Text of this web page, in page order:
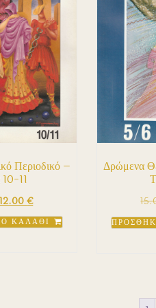
Περιοδικό –
11
Original
12.00€Η
τρέχουσα
τιμή
ΚΑΛΆΘΙ
Δρώμενα